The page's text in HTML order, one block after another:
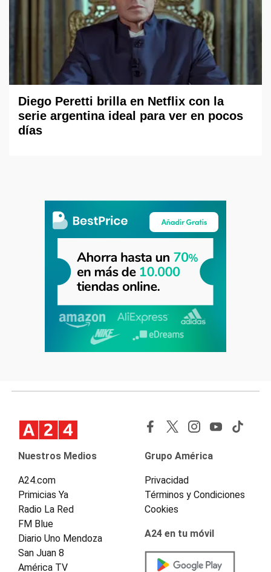
Diego Peretti brilla en Netflix con la
serie argentina ideal para ver en pocos
días
Nuestros Medios
A24.com
Primicias Ya
Radio La Red
FM Blue
Diario Uno Mendoza
San Juan 8
América TV
Grupo América
Privacidad
Términos y Condiciones
Cookies
A24 en tu móvil